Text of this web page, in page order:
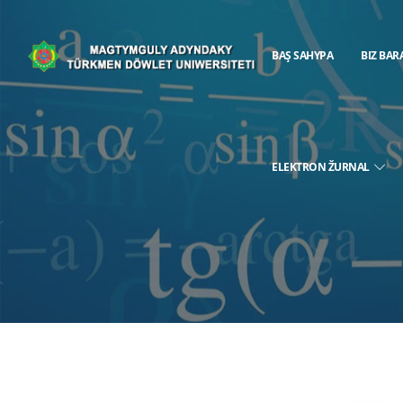
BAŞ SAHYPA BIZ
ELEKTRON ŽURNAL